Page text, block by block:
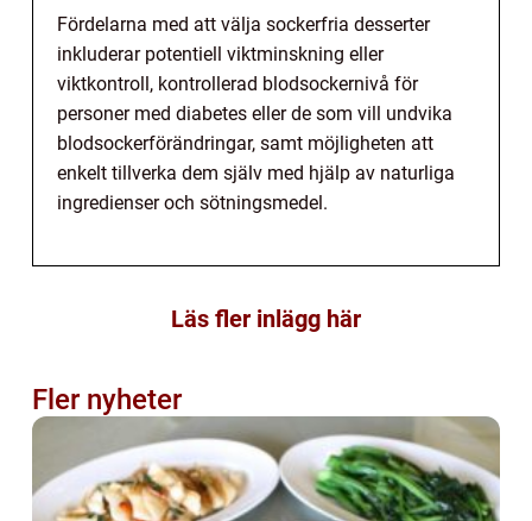
Fördelarna med att välja sockerfria desserter
inkluderar potentiell viktminskning eller
viktkontroll, kontrollerad blodsockernivå för
personer med diabetes eller de som vill undvika
blodsockerförändringar, samt möjligheten att
enkelt tillverka dem själv med hjälp av naturliga
ingredienser och sötningsmedel.
Läs fler inlägg här
Fler nyheter